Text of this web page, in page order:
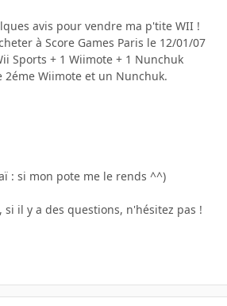
avis pour vendre ma p'tite WII !
à Score Games Paris le 12/01/07
Sports + 1 Wiimote + 1 Nunchuk
2éme Wiimote et un Nunchuk.
: si mon pote me le rends ^^)
si il y a des questions, n'hésitez pas !